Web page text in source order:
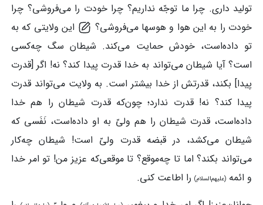
تولید داری. چرا ما توجّه نداریم؟ چرا خودت را می‌فروشی؟ چرا
خودت را به این هوا و هوسها می‌فروشی؟
این ولایتی که به
تو داده‌است، خودش حمایت می‌کند. شیطان سگ چه‌کسی
است؟ آیا شیطان می‌تواند به خدا قدرت پیدا کند؟ نه! اگر [قدرت
پیدا] بکند، قدرتش از خدا بیشتر است. به ولایت می‌تواند قدرت
پیدا کند؟ نه! قدرت ندارد؛ چون‌که قدرت شیطان را هم خدا
داده‌است، قدرت شیطان را هم ولیّ به او داده‌است، نَفَسی که
شیطان می‌کشد، در قبضه قدرت ولیّ است! شیطان چه‌کار
می‌تواند بکند؟ اما تا چه‌موقع؟ تا موقعی‌که عزیز من! تو امر خدا
و ائمه (علیهم‌السلام) را اطاعت کنی.